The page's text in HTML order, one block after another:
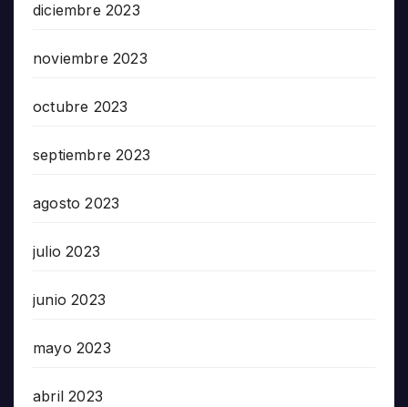
diciembre 2023
noviembre 2023
octubre 2023
septiembre 2023
agosto 2023
julio 2023
junio 2023
mayo 2023
abril 2023